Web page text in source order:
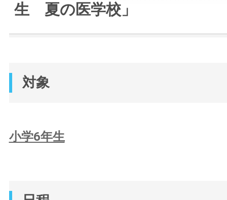
生 夏の医学校」
対象
小学6年生